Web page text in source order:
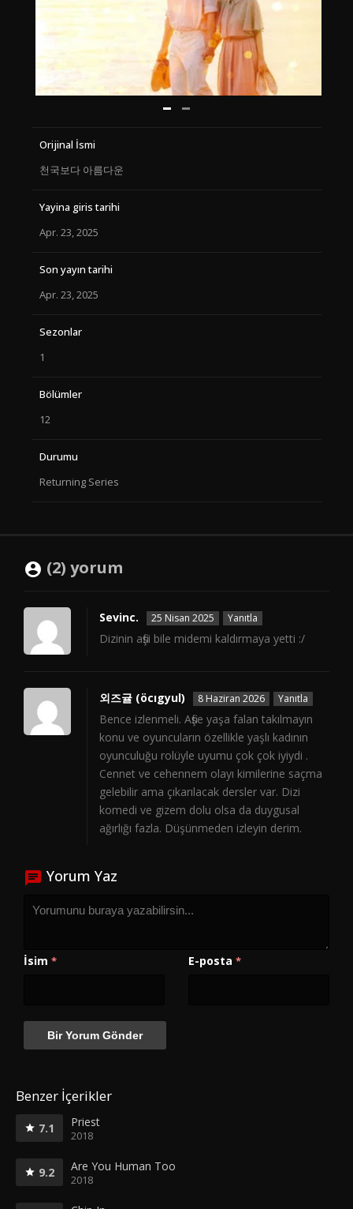
Orijinal İsmi
천국보다 아름다운
Yayina giris tarihi
Apr. 23, 2025
Son yayın tarihi
Apr. 23, 2025
Sezonlar
1
Bölümler
12
Durumu
Returning Series
(2) yorum
Sevinc. 25 Nisan 2025 Yanıtla
Dizinin afişi bile midemi kaldırmaya yetti :/
외즈귤 (öcıgyul) 8 Haziran 2026 Yanıtla
Bence izlenmeli. Afişe yaşa falan takılmayın
konu ve oyuncuların özellikle yaşlı kadının
oyunculuğu rolüyle uyumu çok çok iyiydi .
Cennet ve cehennem olayı kimilerine saçma
gelebilir ama çıkarılacak dersler var. Dizi
komedi ve gizem dolu olsa da duygusal
ağırlığı fazla. Düşünmeden izleyin derim.
Yorum Yaz
İsim * E-posta *
Benzer İçerikler
7.1 Priest
2018
9.2 Are You Human Too
2018